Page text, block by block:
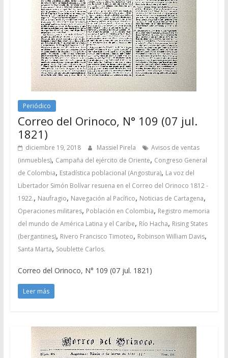
Periódico
Correo del Orinoco, N° 109 (07 jul.
1821)
diciembre 19, 2018 Massiel Pirela
Avisos de ventas
(inmuebles), Campaña del ejército de Oriente, Congreso General
de Colombia, Estadística poblacional (Angostura), La voz del
Libertador Simón Bolívar resuena en el Correo del Orinoco 1812 -
1922., Naufragio, Navegación al Pacífico, Noticias de Cartagena,
Operaciones militares, Población en Colombia, Registro memoria
del mundo de América Latina y el Caribe, Río Hacha, Rising States
(bergantines), Rivero Francisco Timoteo, Robinson William Davis,
Santa Marta, Soublette Carlos.
Correo del Orinoco, N° 109 (07 jul. 1821)
Leer más